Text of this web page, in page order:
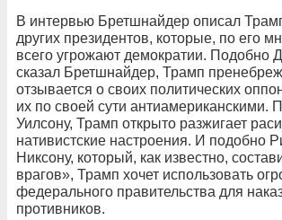
В интервью Бретшнайдер описал
других президентов, которые, по его
всего угрожают демократии. Подобно
сказал Бретшнайдер, Трамп
отзывается о своих политических
их по своей сути антиамериканскими.
Уилсону, Трамп открыто разжигает
нативистские настроения. И подобно
Никсону, который, как известно,
врагов», Трамп хочет использовать
федерального правительства для
противников.